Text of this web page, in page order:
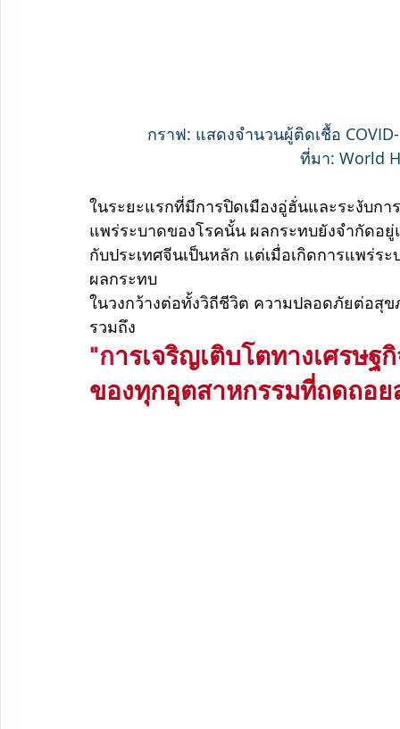
กราฟ: แสดงจำนวนผู้ติดเชื้อ
ที่มา: World
ในระยะแรกที่มีการปิดเมืองอู่ฮั่นและระงับกา
แพร่ระบาดของโรคนั้น ผลกระทบยังจำกัดอ
กับประเทศจีนเป็นหลัก แต่เมื่อเกิดการแพร่ร
ผลกระทบ
ในวงกว้างต่อทั้งวิถีชีวิต ความปลอดภัยต่อสุ
รวมถึง
"การเจริญเติบโตทางเศรษฐ
ของทุกอุตสาหกรรมที่ถดถอย